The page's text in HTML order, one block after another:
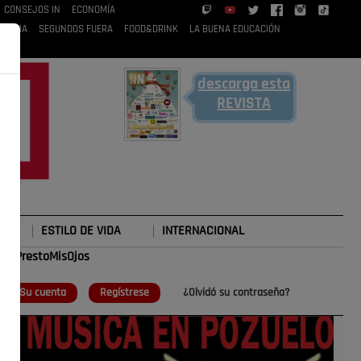
CONSEJOS IN
ECONOMÍA
RUBIA
SEGUNDOS FUERA FOOD&DRINK LA BUENA EDUCACIÓN
descarga esta
REVISTA
ESTILO DE VIDA INTERNACIONAL
Su cuenta Regístrese ¿Olvidó su contraseña?